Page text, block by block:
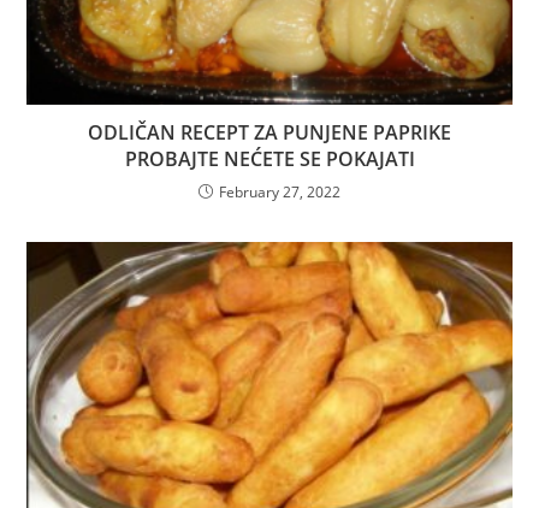
ODLIČAN RECEPT ZA PUNJENE PAPRIKE
PROBAJTE NEĆETE SE POKAJATI
February 27, 2022